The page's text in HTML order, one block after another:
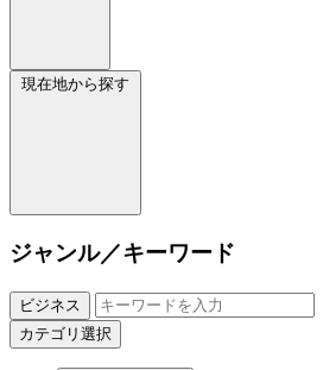
現在地から探す
ジャンル／キーワード
ビジネス
カテゴリ選択